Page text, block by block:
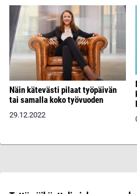
Näin kätevästi pilaat työpäivän
tai samalla koko työvuoden
29.12.2022